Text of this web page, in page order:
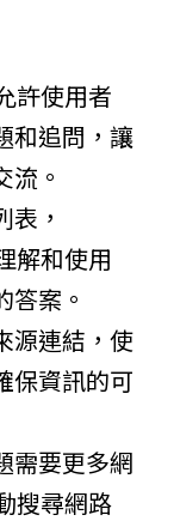
許使用者
和追問，讓
流。
表，
解和使用
答案。
源連結，使
保資訊的可
需要更多網
搜尋網路